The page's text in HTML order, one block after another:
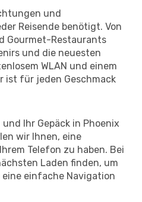
und
Reisende benötigt. Von
Gourmet-Restaurants
und die neuesten
WLAN und einem
ist für jeden Geschmack
Ihr Gepäck in Phoenix
wir Ihnen, eine
Telefon zu haben. Bei
Laden finden, um
einfache Navigation